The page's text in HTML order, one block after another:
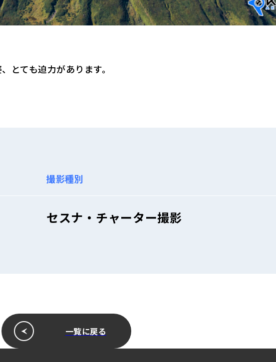
とても迫力があります。
撮影種別
セスナ・チャーター撮影
一覧に戻る